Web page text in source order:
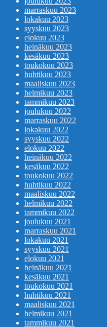
marraskuu 2023
lokakuu 2023
syyskuu 2023
elokuu 2023
heinäkuu 2023
kesäkuu 2023
toukokuu 2023
huhtikuu 2023
maaliskuu 2023
helmikuu 2023
tammikuu 2023
joulukuu 2022
marraskuu 2022
lokakuu 2022
syyskuu 2022
elokuu 2022
heinäkuu 2022
kesäkuu 2022
toukokuu 2022
huhtikuu 2022
maaliskuu 2022
helmikuu 2022
tammikuu 2022
joulukuu 2021
marraskuu 2021
lokakuu 2021
syyskuu 2021
elokuu 2021
heinäkuu 2021
kesäkuu 2021
toukokuu 2021
huhtikuu 2021
maaliskuu 2021
helmikuu 2021
tammikuu 2021